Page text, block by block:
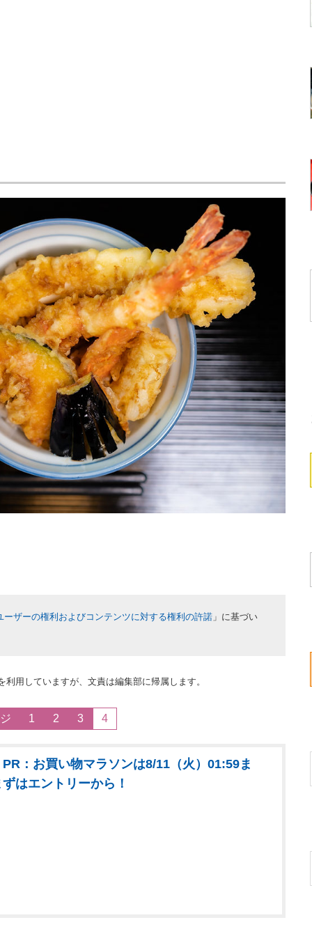
ーザーの権利およびコンテンツに対する権利の許諾 」に基づい
利用していますが、文責は編集部に帰属します。
1 2 3 4
：お買い物マラソンは8/11（火）01:59ま
はエントリーから！